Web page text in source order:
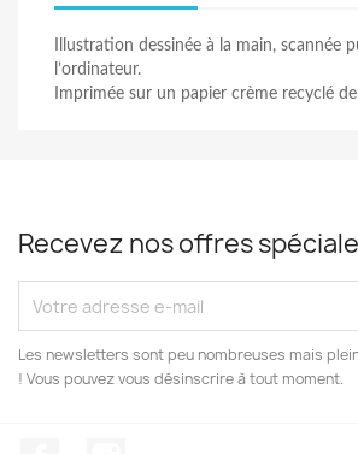
Illustration dessinée à la main, scannée
l’ordinateur.
Imprimée sur un papier crème recyclé
Recevez nos offres
Les newsletters sont peu nombreuses mais
! Vous pouvez vous désinscrire à tout moment.